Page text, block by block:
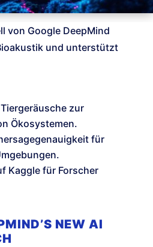
von Google DeepMind
und unterstützt
zur
Ökosystemen.
für
Kaggle für Forscher
NEW AI